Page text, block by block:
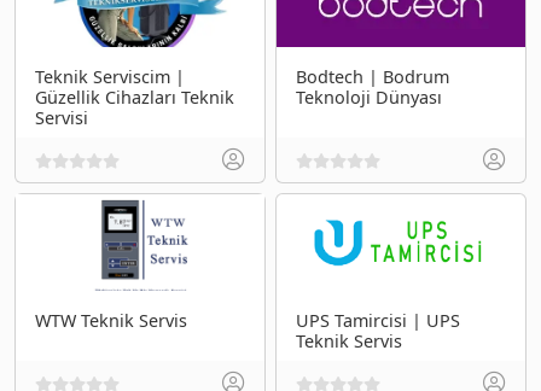
Teknik Serviscim |
Güzellik Cihazları Teknik
Servisi
Bodtech | Bodrum
Teknoloji Dünyası
WTW Teknik Servis
UPS Tamircisi | UPS
Teknik Servis